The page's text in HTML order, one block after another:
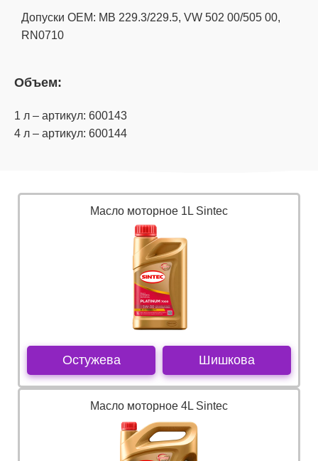
Допуски OEM: MB 229.3/229.5, VW 502 00/505 00,
RN0710
Объем:
1 л – артикул: 600143
4 л – артикул: 600144
Масло моторное 1L Sintec
Остужева Шишкова
Масло моторное 4L Sintec